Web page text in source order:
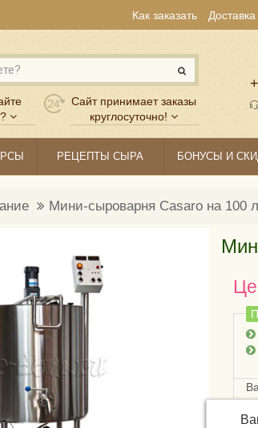
Как заказать
Сайт принимает заказы
круглосуточно!
РЕЦЕПТЫ СЫРА БОНУСЫ И
Мини-сыроварня Casaro на 100